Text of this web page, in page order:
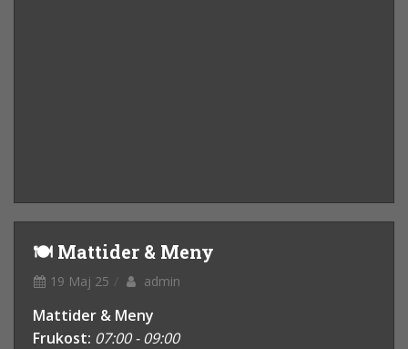
🍽️ Mattider & Meny
19 Maj 25 admin
Mattider & Meny
Frukost: 07:00 - 09:00